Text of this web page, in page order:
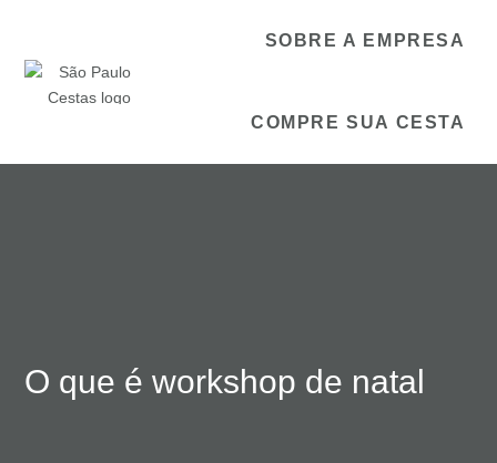
SOBRE A EMPRESA
COMPRE SUA CESTA
O que é workshop de natal